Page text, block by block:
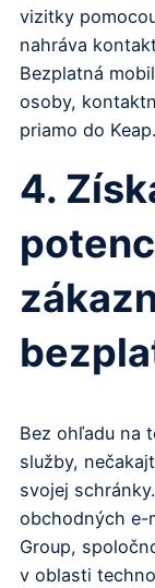
vizitky
nahráva
Bezplatná
osoby,
priamo do Keap.
4.
Bez ohľadu na
služby,
svojej
obchodných e-
Group,
v oblasti